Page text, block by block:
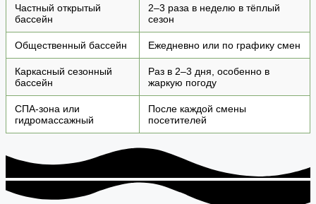
Частный открытый
бассейн
2–3 раза в неделю в тёплый
сезон
Общественный бассейн Ежедневно или по графику смен
Каркасный сезонный
бассейн
Раз в 2–3 дня, особенно в
жаркую погоду
СПА-зона или
гидромассажный
После каждой смены
посетителей